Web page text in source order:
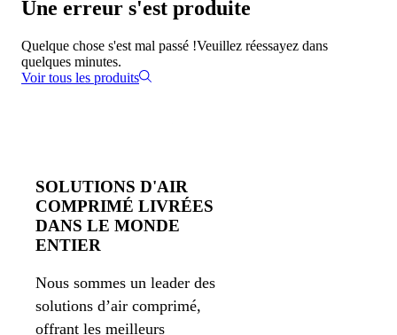
Une erreur s'est produite
Quelque chose s'est mal passé !Veuillez réessayez dans
quelques minutes.
Voir tous les produits
SOLUTIONS D'AIR
COMPRIMÉ LIVRÉES
DANS LE MONDE
ENTIER
Nous sommes un leader des
solutions d’air comprimé,
offrant les meilleurs